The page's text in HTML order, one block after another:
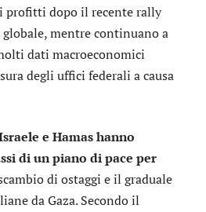
profitti dopo il recente rally
mentre continuano a
dati macroeconomici
degli uffici federali a causa
e Hamas hanno
di un piano di pace per
di ostaggi e il graduale
da Gaza. Secondo il